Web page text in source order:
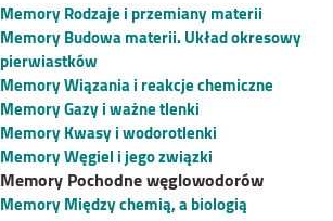
Memory Rodzaje i przemiany materii
Memory Budowa materii. Układ okresowy
pierwiastków
Memory Wiązania i reakcje chemiczne
Memory Gazy i ważne tlenki
Memory Kwasy i wodorotlenki
Memory Węgiel i jego związki
Memory Pochodne węglowodorów
Memory Między chemią, a biologią